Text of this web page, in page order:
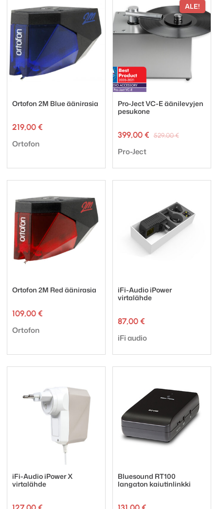
Ortofon 2M Blue äänirasia
219,00 €
Tuotemerkki:
Ortofon
ALE!
Pro-Ject VC-E äänilevyjen
pesukone
529,00€
399,00 €
Nykyinen
Tuotemerkki:
Pro-Ject
Ortofon 2M Red äänirasia
109,00 €
Tuotemerkki:
Ortofon
iFi-Audio iPower
virtalähde
87,00 €
Tuotemerkki:
iFi audio
iFi-Audio iPower X
virtalähde
Bluesound RT100
langaton kaiutinlinkki